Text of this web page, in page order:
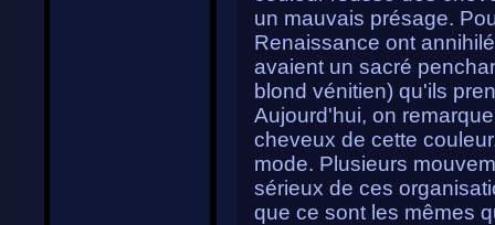
un mauvais présage.
Renaissance ont
avaient un sacré
blond vénitien) qu'ils
Aujourd'hui, on
cheveux de cette
mode. Plusieurs
sérieux de ces
que ce sont les mêmes